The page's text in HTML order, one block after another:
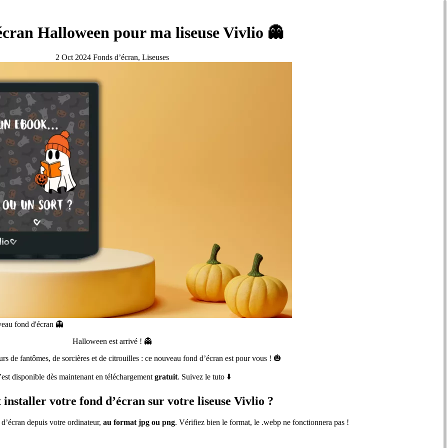
une liseuse
Halloween pour ma liseuse Vivlio 👻
2 Oct 2024 Fonds d’écran, Liseuses
fond d'écran 👻
Halloween est arrivé ! 👻
de fantômes, de sorcières et de citrouilles : ce nouveau fond d’écran est pour vous ! 🎃
disponible dès maintenant en téléchargement gratuit. Suivez le tuto ⬇️
installer votre fond d’écran sur votre liseuse Vivlio ?
depuis votre ordinateur, au format jpg ou png. Vérifiez bien le format, le .webp ne fonctionnera pas !